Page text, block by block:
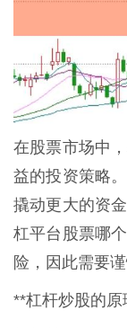
在股票市场中
益的投资策略
撬动更大的资
杠平台股票哪
险，因此需要谨
**杠杆炒股的原